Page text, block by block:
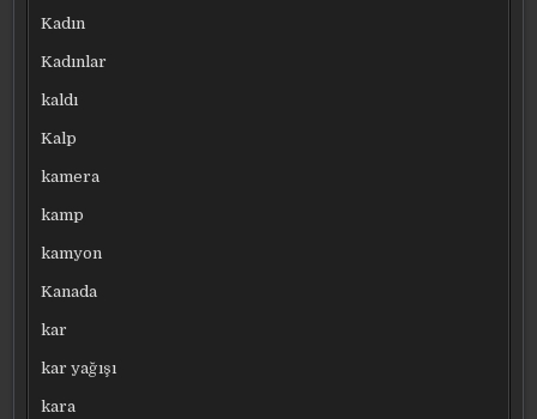
Kadın
Kadınlar
kaldı
Kalp
kamera
kamp
kamyon
Kanada
kar
kar yağışı
kara